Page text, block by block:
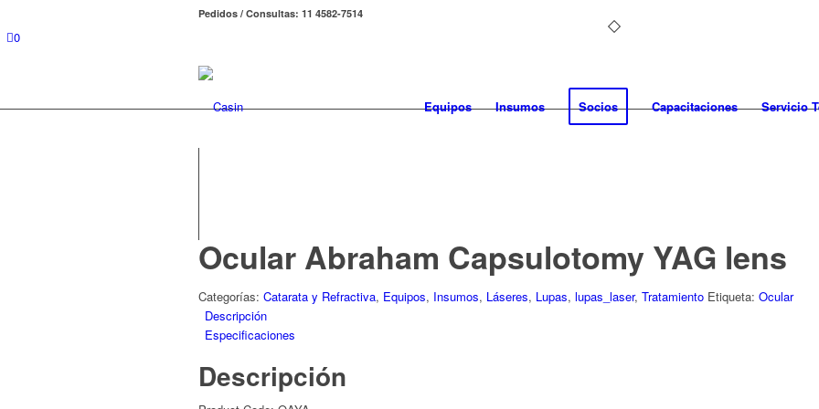
Pedidos / Consultas: 11 4582-7514
0
Equipos Insumos Socios Capacitaciones Servicio
Ocular Abraham Capsulotomy YAG lens
Categorías: Catarata y Refractiva, Equipos, Insumos, Láseres, Lupas, lupas_laser, Tratamiento Etiqueta: Ocular
Descripción
Especificaciones
Descripción